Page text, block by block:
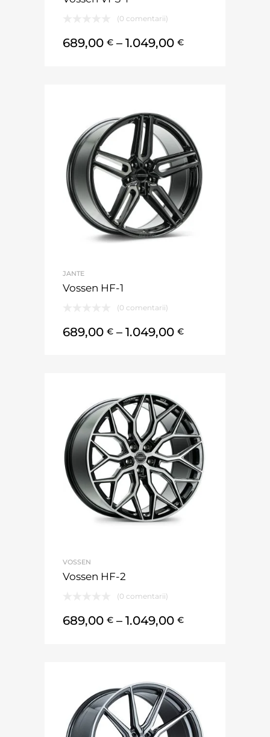
(0 comentarii)
689,00 € – 1.049,00 €
JANTE
Vossen HF-1
(0 comentarii)
689,00 € – 1.049,00 €
VOSSEN
Vossen HF-2
(0 comentarii)
689,00 € – 1.049,00 €